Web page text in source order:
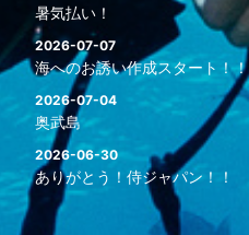
暑気払い！
2026-07-07
海へのお誘い作成スタート！！
2026-07-04
奥武島
2026-06-30
ありがとう！侍ジャパン！！